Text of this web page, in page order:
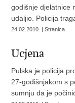
godišnje djelatnice
udaljio. Policija
24.02.2010. | Stranica
Ucjena
Pulska je policija
27-godišnjakom s
sumnju da je